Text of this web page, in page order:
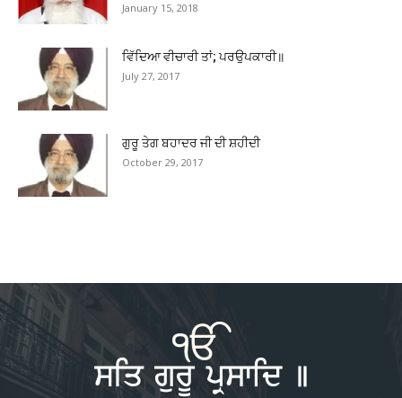
January 15, 2018
ਵਿੱਦਿਆ ਵੀਚਾਰੀ ਤਾਂ; ਪਰਉਪਕਾਰੀ॥
July 27, 2017
ਗੁਰੂ ਤੇਗ ਬਹਾਦਰ ਜੀ ਦੀ ਸ਼ਹੀਦੀ
October 29, 2017